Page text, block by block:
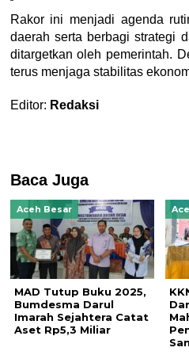
Rakor ini menjadi agenda
daerah serta berbagi strategi
ditargetkan oleh pemerintah.
terus menjaga stabilitas
Editor: Redaksi
Baca Juga
Aceh Besar
MAD Tutup Buku 2025,
Bumdesma Darul
Imarah Sejahtera Catat
Aset Rp5,3 Miliar